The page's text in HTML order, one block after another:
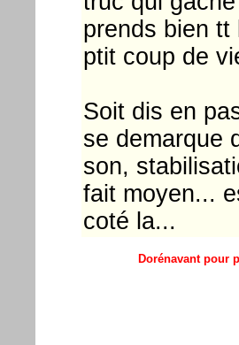
prends bien tt
ptit coup de
Soit dis en
se demarque
son,
fait moyen...
coté la...
Dorénavant pour